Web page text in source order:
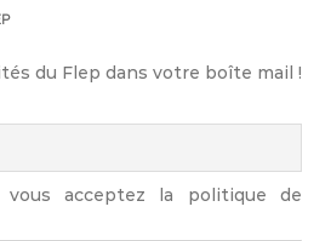
du Flep dans votre boîte mail !
acceptez la politique de